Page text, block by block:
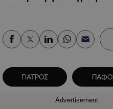
ΓΙΑΤΡΟΣ
Advertisement